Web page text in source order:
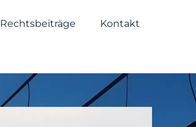
Rechtsbeiträge Kontakt